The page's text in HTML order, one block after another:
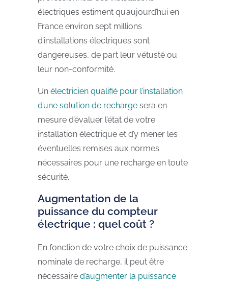
électriques estiment qu’aujourd’hui en
France environ sept millions
d’installations électriques sont
dangereuses, de part leur vétusté ou
leur non-conformité.
Un électricien qualifié pour l’installation
d’une solution de recharge sera en
mesure d’évaluer l’état de votre
installation électrique et d’y mener les
éventuelles remises aux normes
nécessaires pour une recharge en toute
sécurité.
Augmentation de la
puissance du compteur
électrique : quel coût ?
En fonction de votre choix de puissance
nominale de recharge, il peut être
nécessaire d’augmenter la puissance